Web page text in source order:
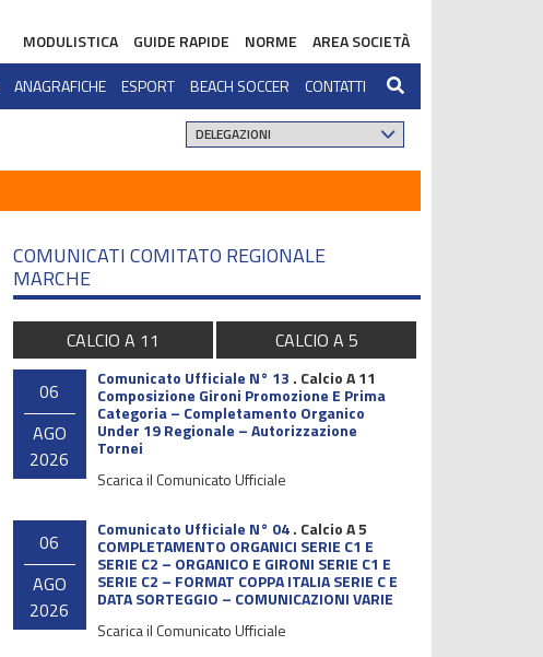
MODULISTICA GUIDE RAPIDE NORME
AREA SOCIETÀ
ANAGRAFICHE ESPORT BEACH SOCCER CONTATTI
COMUNICATI COMITATO REGIONALE
MARCHE
CALCIO A 11
CALCIO A 5
06
AGO
2026
Comunicato Ufficiale N° 13 . Calcio A 11
Composizione Gironi Promozione E Prima
Categoria – Completamento Organico
Under 19 Regionale – Autorizzazione
Tornei
Scarica il Comunicato Ufficiale
06
AGO
2026
Comunicato Ufficiale N° 04. Calcio A 5
COMPLETAMENTO ORGANICI SERIE C1 E
SERIE C2 – ORGANICO E GIRONI SERIE C1 E
SERIE C2 – FORMAT COPPA ITALIA SERIE C E
DATA SORTEGGIO – COMUNICAZIONI VARIE
Scarica il Comunicato Ufficiale